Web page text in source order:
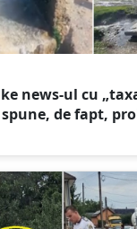
news-ul cu
de fapt,
dezinformarea